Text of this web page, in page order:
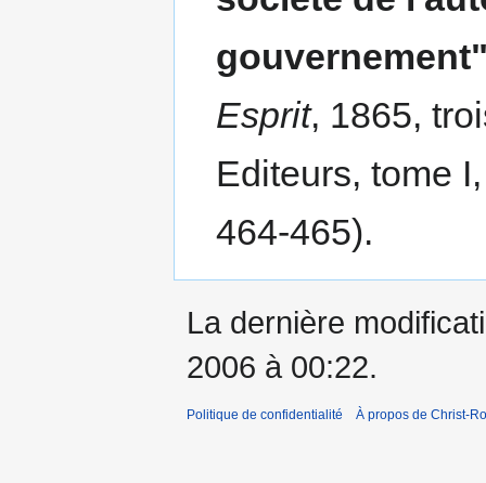
Esprit, 1865,
Editeurs, tome
464-465).
La dernière
2006 à 00:22.
Politique de confidentialité À propos de Christ-